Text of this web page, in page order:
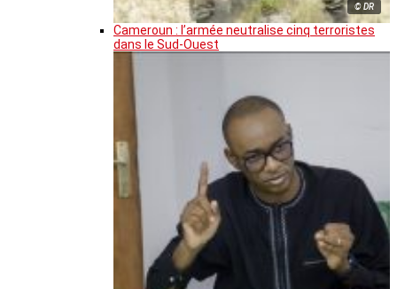
© DR
Cameroun : l’armée neutralise cinq terroristes
dans le Sud-Ouest